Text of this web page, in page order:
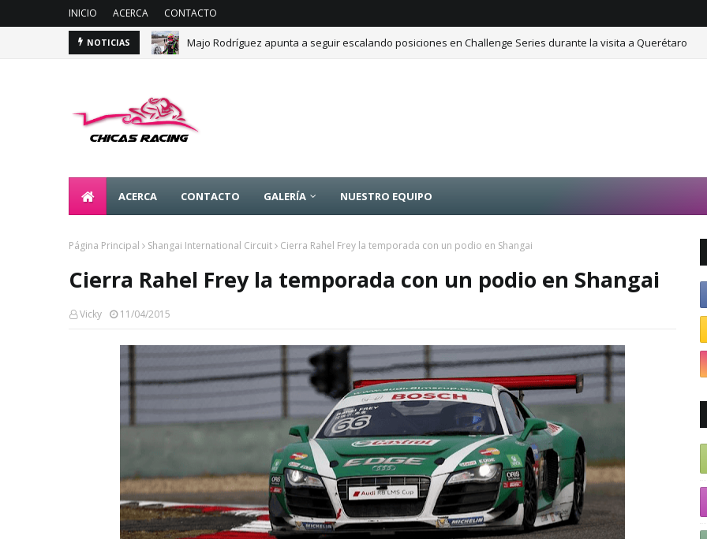
INICIO ACERCA CONTACTO
NOTICIAS Majo Rodríguez apunta a seguir escalando posiciones en Challenge Series durante la visita a Querétaro
ACERCA CONTACTO GALERÍA NUESTRO EQUIPO
Página Principal Shangai International Circuit Cierra Rahel Frey la temporada con un podio en Shangai
Cierra Rahel Frey la temporada con un podio en Shangai
Vicky 11/04/2015